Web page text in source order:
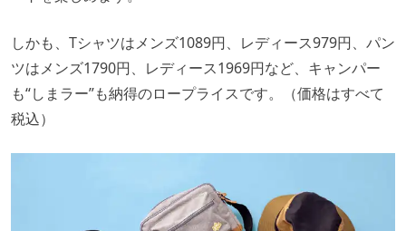
しかも、Tシャツはメンズ1089円、レディース979円、パン
ツはメンズ1790円、レディース1969円など、キャンパー
も“しまラー”も納得のロープライスです。（価格はすべて
税込）